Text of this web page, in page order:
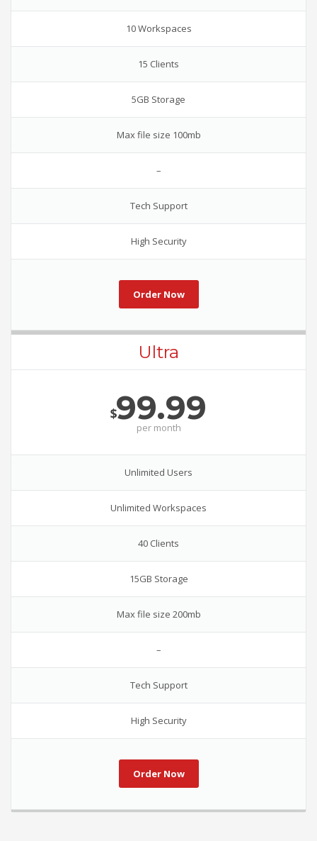
10 Workspaces
15 Clients
5GB Storage
Max file size 100mb
–
Tech Support
High Security
Order Now
Ultra
$99.99
per month
Unlimited Users
Unlimited Workspaces
40 Clients
15GB Storage
Max file size 200mb
–
Tech Support
High Security
Order Now